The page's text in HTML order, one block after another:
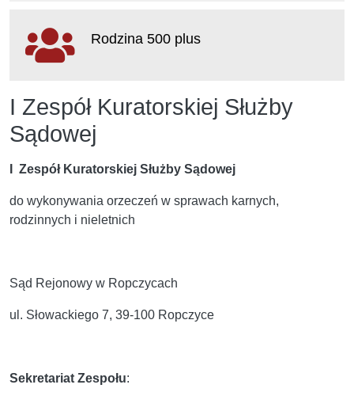
I Zespół Kuratorskiej Służby
Sądowej
I Zespół Kuratorskiej Służby Sądowej
do wykonywania orzeczeń w sprawach karnych,
rodzinnych i nieletnich
Sąd Rejonowy w Ropczycach
ul. Słowackiego 7, 39-100 Ropczyce
Sekretariat Zespołu:
Rodzina 500 plus